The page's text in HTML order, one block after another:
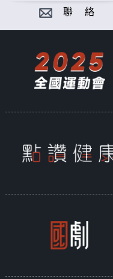
聯 絡